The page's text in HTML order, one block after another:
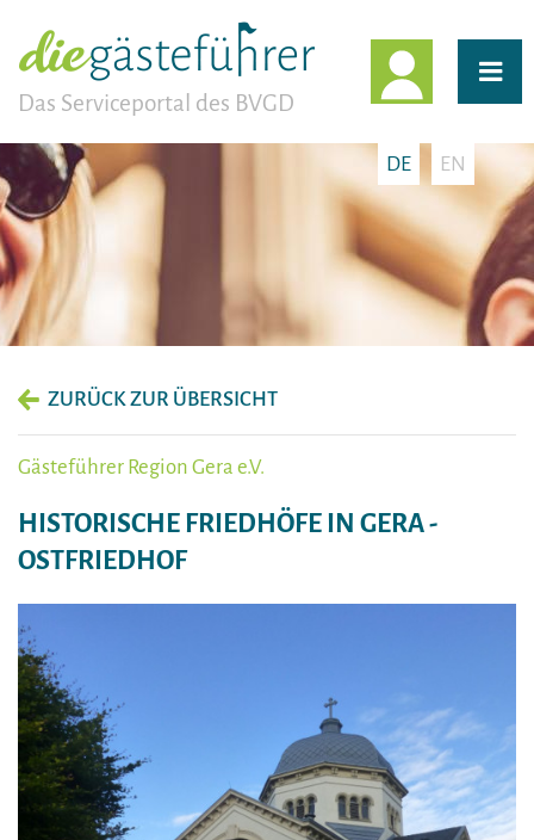
Das Serviceportal des BVGD
DE EN
ZURÜCK ZUR ÜBERSICHT
Gästeführer Region Gera e.V.
HISTORISCHE FRIEDHÖFE IN GERA -
OSTFRIEDHOF